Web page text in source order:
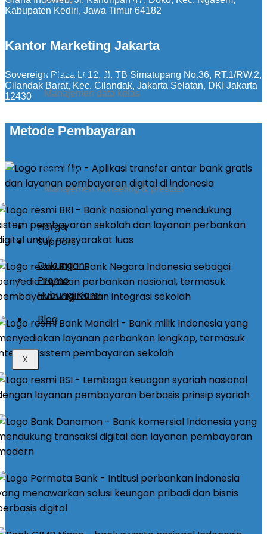
Kirim Pengumuman
Manajemen data kelas
konseling
Manajemen Konseling & prestasi
Harga
Support
Dukungan
Promo
Hubungi Kami
Blog
X
Kabupaten Kediri, Jawa Timur 64182
Kantor Marketing Jakarta
Sovereign Plaza Lt 12, Jl. TB Simatupang No.36, RT.1/RW.2,
Cilandak Barat, Kec. Cilandak, Jakarta Selatan, DKI Jakarta
12430
Metode Pembayaran